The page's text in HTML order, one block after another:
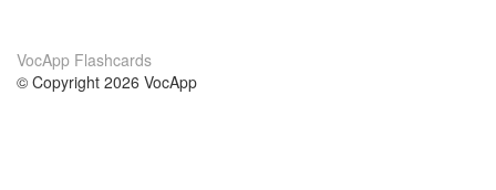
VocApp Flashcards
© Copyright 2026 VocApp